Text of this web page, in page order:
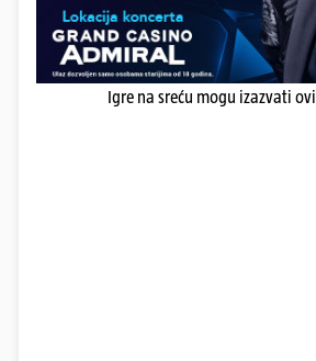
Igre na sreću mogu izazvati